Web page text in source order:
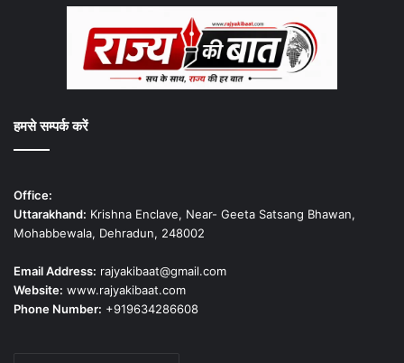
हमसे सम्पर्क करें
Office:
Uttarakhand: Krishna Enclave, Near- Geeta Satsang Bhawan,
Mohabbewala, Dehradun, 248002
Email Address: rajyakibaat@gmail.com
Website: www.rajyakibaat.com
Phone Number: +919634286608